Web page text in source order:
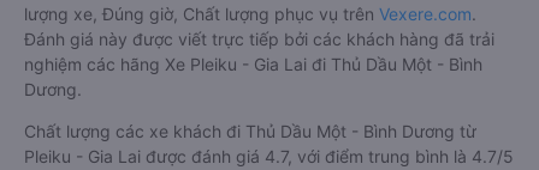
lượng xe, Đúng giờ, Chất lượng phục vụ trên Vexere.com.
Đánh giá này được viết trực tiếp bởi các khách hàng đã trải
nghiệm các hãng Xe Pleiku - Gia Lai đi Thủ Dầu Một - Bình
Dương.
Chất lượng các xe khách đi Thủ Dầu Một - Bình Dương từ
Pleiku - Gia Lai được đánh giá 4.7, với điểm trung bình là 4.7/5